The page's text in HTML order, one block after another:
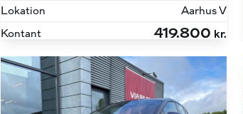
Lokation
Aarhus V
Kontant
419.800 kr.